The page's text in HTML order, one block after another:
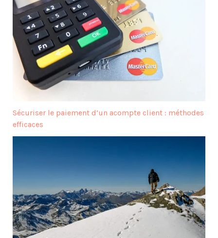
Sécuriser le paiement d’un acompte client : méthodes
efficaces